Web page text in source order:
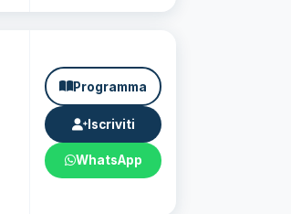
Programma
Iscriviti
WhatsApp